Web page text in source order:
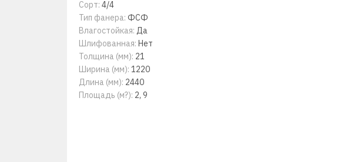
Сорт: 4/4
Тип фанера: ФСФ
Влагостойкая: Да
Шлифованная: Нет
Толщина (мм): 21
Ширина (мм): 1220
Длина (мм): 2440
Площадь (м?): 2, 9